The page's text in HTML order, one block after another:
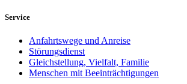
Service
Anfahrtswege und Anreise
Störungsdienst
Gleichstellung, Vielfalt, Familie
Menschen mit Beeinträchtigungen